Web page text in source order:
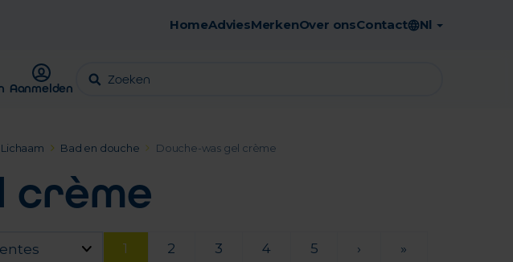
Gratis afhaling in de apotheek
HomeAdviesMerkenOver onsContact Nl
Aanmelden
Bad en douche Douche-was gel crème
crème
1 2 3 4 5 › »